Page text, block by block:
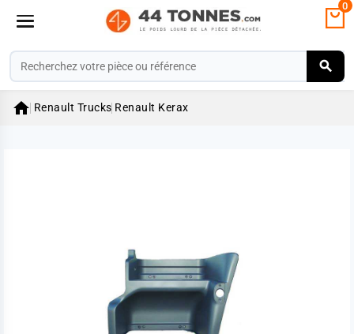
0
 Renault Trucks Renault Kerax